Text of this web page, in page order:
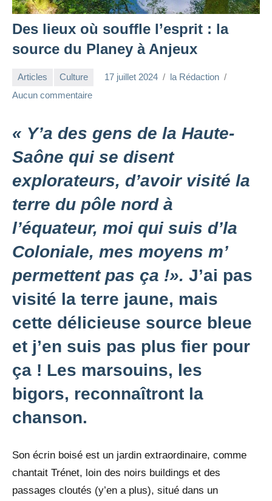
Des lieux où souffle l’esprit : la
source du Planey à Anjeux
Articles Culture 17 juillet 2024
la Rédaction
Aucun commentaire
« Y’a des gens de la Haute-
Saône qui se disent
explorateurs, d’avoir visité la
terre du pôle nord à
l’équateur, moi qui suis d’la
Coloniale, mes moyens m’
permettent pas ça !». J’ai pas
visité la terre jaune, mais
cette délicieuse source bleue
et j’en suis pas plus fier pour
ça ! Les marsouins, les
bigors, reconnaîtront la
chanson.
Son écrin boisé est un jardin extraordinaire, comme
chantait Trénet, loin des noirs buildings et des
passages cloutés (y’en a plus), situé dans un